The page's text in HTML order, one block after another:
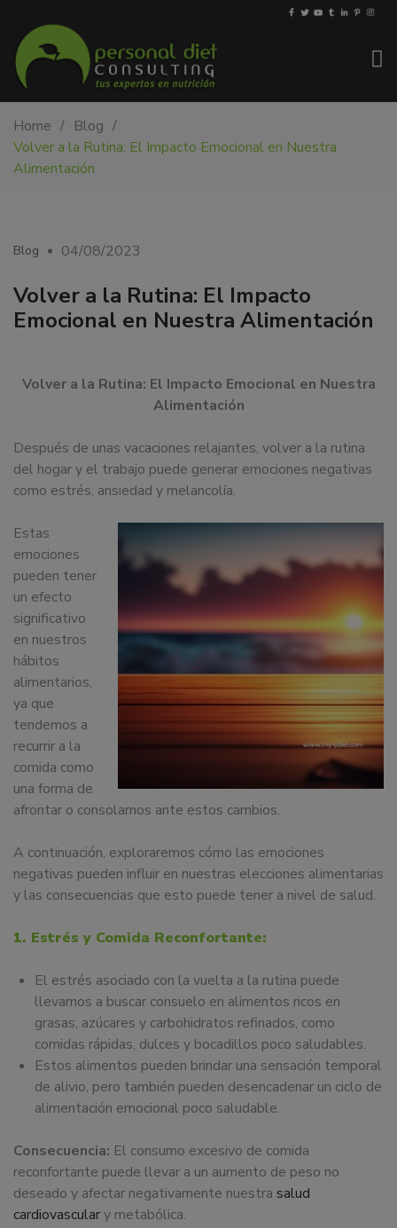
PDiet.com
–
Nutrición
y
dietista
en
la
nutrición
de
las
personas
nos
la
docencia
y
sobre
la
nutrición
alimentaria
tanto
para
particulares,
instituciones,
organismos,
empresas,
ferias,
eventos.
Home
Blog
Volver a la Rutina: El Impacto Emocional en Nuestra
Alimentación
Blog 04/08/2023
Volver a la Rutina: El Impacto
Emocional en Nuestra Alimentación
Volver a la Rutina: El Impacto Emocional en Nuestra
Alimentación
Después de unas vacaciones relajantes, volver a la rutina
del hogar y el trabajo puede generar emociones negativas
como estrés, ansiedad y melancolía.
Estas
emociones
pueden tener
un efecto
significativo
en nuestros
hábitos
alimentarios,
ya que
tendemos a
recurrir a la
comida como
una forma de
afrontar o consolarnos ante estos cambios.
A continuación, exploraremos cómo las emociones
negativas pueden influir en nuestras elecciones alimentarias
y las consecuencias que esto puede tener a nivel de salud.
1. Estrés y Comida Reconfortante:
El estrés asociado con la vuelta a la rutina puede
llevarnos a buscar consuelo en alimentos ricos en
grasas, azúcares y carbohidratos refinados, como
comidas rápidas, dulces y bocadillos poco saludables.
Estos alimentos pueden brindar una sensación temporal
de alivio, pero también pueden desencadenar un ciclo de
alimentación emocional poco saludable.
Consecuencia: El consumo excesivo de comida
reconfortante puede llevar a un aumento de peso no
deseado y afectar negativamente nuestra salud
cardiovasculary metabólica.